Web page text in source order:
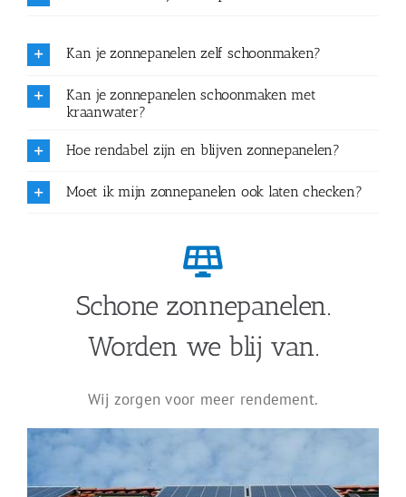
Kan je zonnepanelen zelf schoonmaken?
Kan je zonnepanelen schoonmaken met
kraanwater?
Hoe rendabel zijn en blijven zonnepanelen?
Moet ik mijn zonnepanelen ook laten checken?
Schone zonnepanelen.
Worden we blij van.
Wij zorgen voor meer rendement.